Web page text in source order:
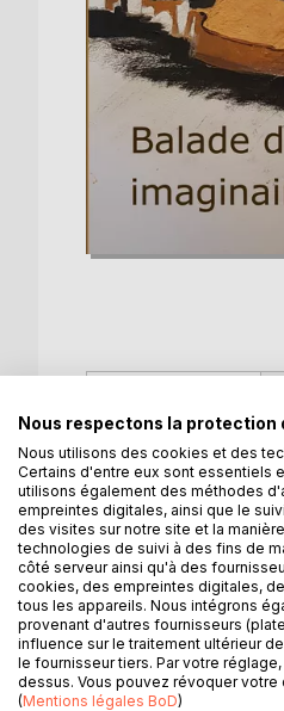
Ce livre présente
Nous respectons la protection
Nous utilisons des cookies et des
Certains d'entre eux sont essentiels
utilisons également des méthodes
empreintes digitales, ainsi que le
des visites sur notre site et la
technologies de suivi à des fins de
côté serveur ainsi qu'à des
cookies, des empreintes digitales,
tous les appareils. Nous intégrons
provenant d'autres fournisseurs
influence sur le traitement ultérieur
le fournisseur tiers. Par votre
dessus. Vous pouvez révoquer
(Mentions légales BoD)